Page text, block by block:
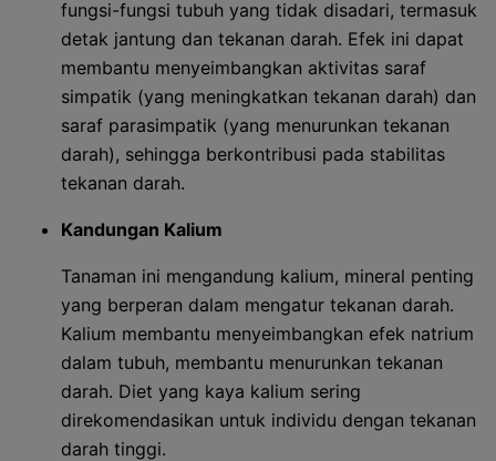
fungsi-fungsi tubuh yang tidak disadari, termasuk
detak jantung dan tekanan darah. Efek ini dapat
membantu menyeimbangkan aktivitas saraf
simpatik (yang meningkatkan tekanan darah) dan
saraf parasimpatik (yang menurunkan tekanan
darah), sehingga berkontribusi pada stabilitas
tekanan darah.
Kandungan Kalium
Tanaman ini mengandung kalium, mineral penting
yang berperan dalam mengatur tekanan darah.
Kalium membantu menyeimbangkan efek natrium
dalam tubuh, membantu menurunkan tekanan
darah. Diet yang kaya kalium sering
direkomendasikan untuk individu dengan tekanan
darah tinggi.